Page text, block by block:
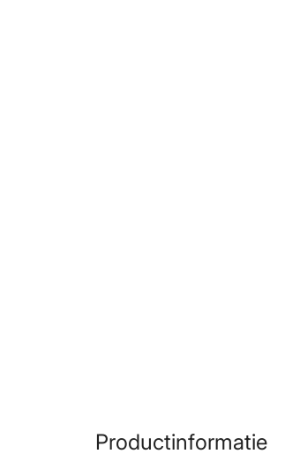
Productinformatie